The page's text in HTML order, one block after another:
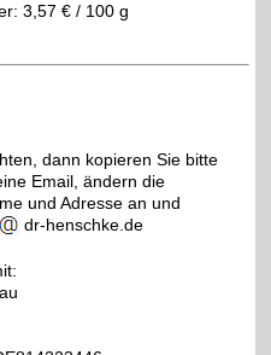
3,57 € / 100 g
dann kopieren Sie bitte
Email, ändern die
und Adresse an und
dr-henschke.de